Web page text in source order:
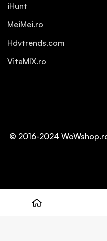
iHunt
MeiMei.ro
Hdvtrends.com
VitaMIX.ro
© 2016-2024